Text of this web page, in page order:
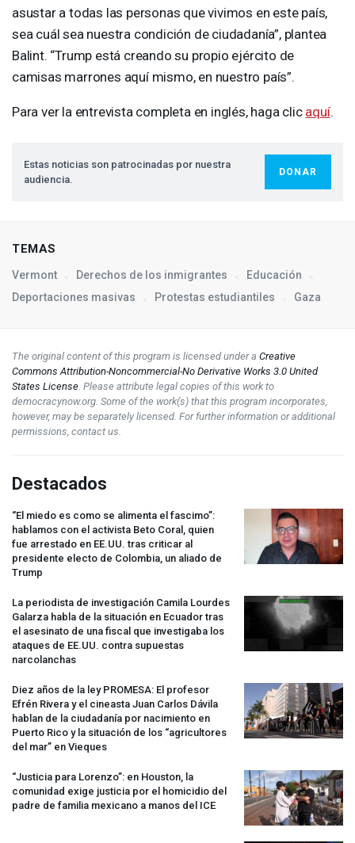
asustar a todas las personas que vivimos en este país,
sea cuál sea nuestra condición de ciudadanía”, plantea
Balint. “Trump está creando su propio ejército de
camisas marrones aquí mismo, en nuestro país”.
Para ver la entrevista completa en inglés, haga clic aquí.
Estas noticias son patrocinadas por nuestra
audiencia.
DONAR
TEMAS
Vermont Derechos de los inmigrantes
Educación
Deportaciones masivas
Protestas estudiantiles Gaza
The original content of this program is licensed under a Creative
Commons Attribution-Noncommercial-No Derivative Works 3.0 United
States License . Please attribute legal copies of this work to
democracynow.org. Some of the work(s) that this program incorporates,
however, may be separately licensed. For further information or additional
permissions, contact us.
Destacados
“El miedo es como se alimenta el fascimo”:
hablamos con el activista Beto Coral, quien
fue arrestado en EE.UU. tras criticar al
presidente electo de Colombia, un aliado de
Trump
La periodista de investigación Camila Lourdes
Galarza habla de la situación en Ecuador tras
el asesinato de una fiscal que investigaba los
ataques de EE.UU. contra supuestas
narcolanchas
Diez años de la ley PROMESA: El profesor
Efrén Rivera y el cineasta Juan Carlos Dávila
hablan de la ciudadanía por nacimiento en
Puerto Rico y la situación de los “agricultores
del mar” en Vieques
“Justicia para Lorenzo”: en Houston, la
comunidad exige justicia por el homicidio del
padre de familia mexicano a manos del ICE